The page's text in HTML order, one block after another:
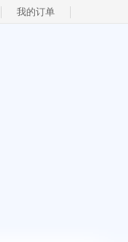
我的订单